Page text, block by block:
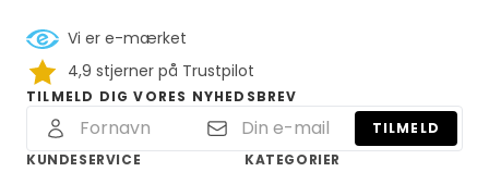
Vi er e-mærket
4,9 stjerner på Trustpilot
TILMELD DIG VORES NYHEDSBREV
TILMELD
KUNDESERVICE
KATEGORIER